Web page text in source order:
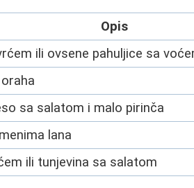
Opis
ili ovsene pahuljice sa
sa salatom i malo pirinča
lana
ili tunjevina sa salatom